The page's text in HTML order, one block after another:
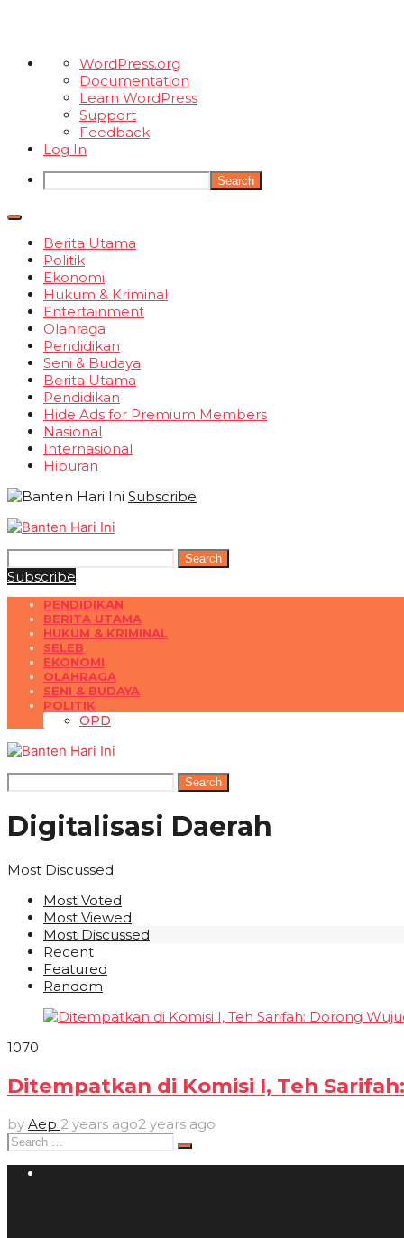
About
WordPress
WordPress.org
Documentation
Learn WordPress
Support
Feedback
Log In
Search
Berita Utama
Politik
Ekonomi
Hukum & Kriminal
Entertainment
Olahraga
Pendidikan
Seni & Budaya
Berita Utama
Pendidikan
Hide Ads for Premium Members
Nasional
Internasional
Hiburan
Subscribe
Search
Subscribe
PENDIDIKAN
BERITA UTAMA
HUKUM & KRIMINAL
SELEB
EKONOMI
OLAHRAGA
SENI & BUDAYA
POLITIK
OPD
Search
Digitalisasi Daerah
Most Discussed
Most Voted
Most Viewed
Most Discussed
Recent
Featured
Random
1070
Ditempatkan di Komisi I, Teh
by Aep 2 years ago2 years ago
Search
for: